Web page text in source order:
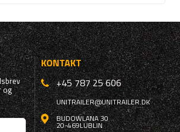
og
KONTAKT
+45 787 25 606
UNITRAILER@UNITRAILER.DK
BUDOWLANA 30
20-469LUBLIN